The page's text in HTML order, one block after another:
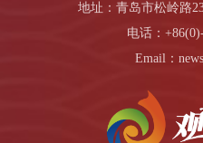
地址：青岛市松岭路
电话：
Email：